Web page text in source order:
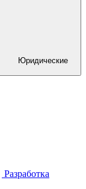
Разработка